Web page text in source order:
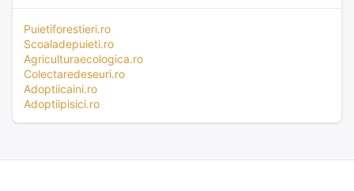
Puietiforestieri.ro
Scoaladepuieti.ro
Agriculturaecologica.ro
Colectaredeseuri.ro
Adoptiicaini.ro
Adoptiipisici.ro